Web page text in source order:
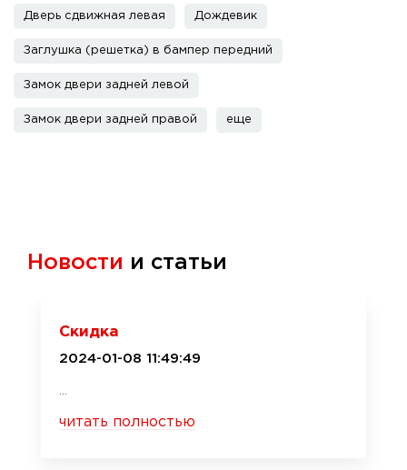
Дверь сдвижная левая Дождевик
Заглушка (решетка) в бампер передний
Замок двери задней левой
Замок двери задней правой еще
Новости и статьи
Скидка
2024-01-08 11:49:49
читать полностью